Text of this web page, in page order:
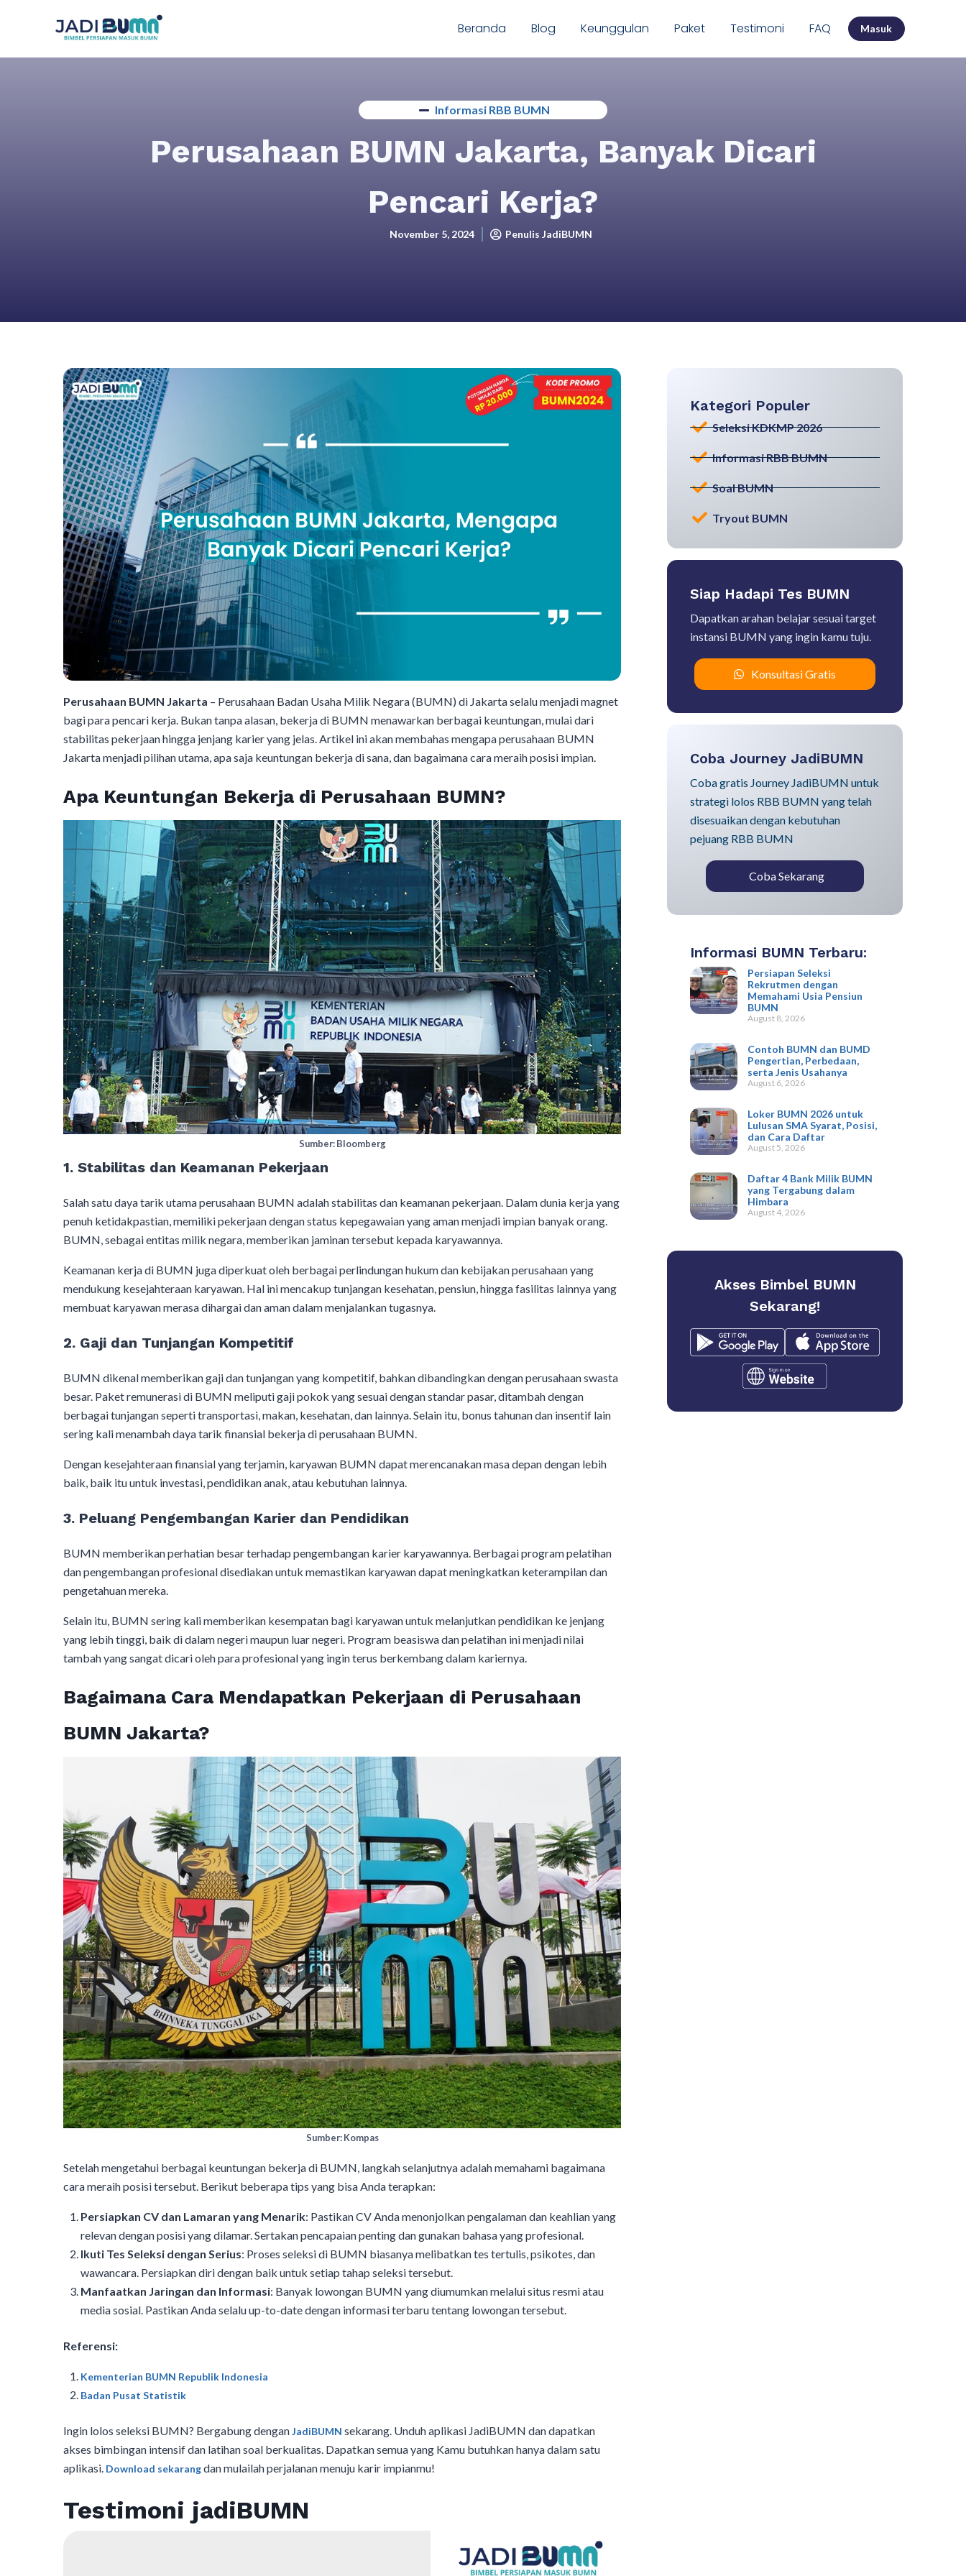
Beranda Blog Keunggulan Paket Testimoni FAQ Masuk
Informasi RBB BUMN
Perusahaan BUMN Jakarta, Banyak Dicari
Pencari Kerja?
November 5, 2024 Penulis JadiBUMN
Perusahaan BUMN Jakarta – Perusahaan Badan Usaha Milik Negara (BUMN) di Jakarta selalu menjadi magnet
bagi para pencari kerja. Bukan tanpa alasan, bekerja di BUMN menawarkan berbagai keuntungan, mulai dari
stabilitas pekerjaan hingga jenjang karier yang jelas. Artikel ini akan membahas mengapa perusahaan BUMN
Jakarta menjadi pilihan utama, apa saja keuntungan bekerja di sana, dan bagaimana cara meraih posisi impian.
Apa Keuntungan Bekerja di Perusahaan BUMN?
Sumber: Bloomberg
1. Stabilitas dan Keamanan Pekerjaan
Salah satu daya tarik utama perusahaan BUMN adalah stabilitas dan keamanan pekerjaan. Dalam dunia kerja yang
penuh ketidakpastian, memiliki pekerjaan dengan status kepegawaian yang aman menjadi impian banyak orang.
BUMN, sebagai entitas milik negara, memberikan jaminan tersebut kepada karyawannya.
Keamanan kerja di BUMN juga diperkuat oleh berbagai perlindungan hukum dan kebijakan perusahaan yang
mendukung kesejahteraan karyawan. Hal ini mencakup tunjangan kesehatan, pensiun, hingga fasilitas lainnya yang
membuat karyawan merasa dihargai dan aman dalam menjalankan tugasnya.
2. Gaji dan Tunjangan Kompetitif
BUMN dikenal memberikan gaji dan tunjangan yang kompetitif, bahkan dibandingkan dengan perusahaan swasta
besar. Paket remunerasi di BUMN meliputi gaji pokok yang sesuai dengan standar pasar, ditambah dengan
berbagai tunjangan seperti transportasi, makan, kesehatan, dan lainnya. Selain itu, bonus tahunan dan insentif lain
sering kali menambah daya tarik finansial bekerja di perusahaan BUMN.
Dengan kesejahteraan finansial yang terjamin, karyawan BUMN dapat merencanakan masa depan dengan lebih
baik, baik itu untuk investasi, pendidikan anak, atau kebutuhan lainnya.
3. Peluang Pengembangan Karier dan Pendidikan
BUMN memberikan perhatian besar terhadap pengembangan karier karyawannya. Berbagai program pelatihan
dan pengembangan profesional disediakan untuk memastikan karyawan dapat meningkatkan keterampilan dan
pengetahuan mereka.
Selain itu, BUMN sering kali memberikan kesempatan bagi karyawan untuk melanjutkan pendidikan ke jenjang
yang lebih tinggi, baik di dalam negeri maupun luar negeri. Program beasiswa dan pelatihan ini menjadi nilai
tambah yang sangat dicari oleh para profesional yang ingin terus berkembang dalam kariernya.
Bagaimana Cara Mendapatkan Pekerjaan di Perusahaan
BUMN Jakarta?
Sumber: Kompas
Setelah mengetahui berbagai keuntungan bekerja di BUMN, langkah selanjutnya adalah memahami bagaimana
cara meraih posisi tersebut. Berikut beberapa tips yang bisa Anda terapkan:
Persiapkan CV dan Lamaran yang Menarik: Pastikan CV Anda menonjolkan pengalaman dan keahlian yang
relevan dengan posisi yang dilamar. Sertakan pencapaian penting dan gunakan bahasa yang profesional.
Ikuti Tes Seleksi dengan Serius: Proses seleksi di BUMN biasanya melibatkan tes tertulis, psikotes, dan
wawancara. Persiapkan diri dengan baik untuk setiap tahap seleksi tersebut.
Manfaatkan Jaringan dan Informasi: Banyak lowongan BUMN yang diumumkan melalui situs resmi atau
media sosial. Pastikan Anda selalu up-to-date dengan informasi terbaru tentang lowongan tersebut.
Referensi:
Kementerian BUMN Republik Indonesia
Badan Pusat Statistik
Ingin lolos seleksi BUMN? Bergabung denganJadiBUMN sekarang. Unduh aplikasi JadiBUMN dan dapatkan
akses bimbingan intensif dan latihan soal berkualitas. Dapatkan semua yang Kamu butuhkan hanya dalam satu
aplikasi. Download sekarangdan mulailah perjalanan menuju karir impianmu!
Testimoni jadiBUMN
Kategori Populer
Seleksi KDKMP 2026
Informasi RBB BUMN
Soal BUMN
Tryout BUMN
Siap Hadapi Tes BUMN
Dapatkan arahan belajar sesuai target
instansi BUMN yang ingin kamu tuju.
Konsultasi Gratis
Coba Journey JadiBUMN
Coba gratis Journey JadiBUMN untuk
strategi lolos RBB BUMN yang telah
disesuaikan dengan kebutuhan
pejuang RBB BUMN
Coba Sekarang
Informasi BUMN Terbaru:
Persiapan Seleksi
Rekrutmen dengan
Memahami Usia Pensiun
BUMN
August 8, 2026
Contoh BUMN dan BUMD
Pengertian, Perbedaan,
serta Jenis Usahanya
August 6, 2026
Loker BUMN 2026 untuk
Lulusan SMA Syarat, Posisi,
dan Cara Daftar
August 5, 2026
Daftar 4 Bank Milik BUMN
yang Tergabung dalam
Himbara
August 4, 2026
Akses Bimbel BUMN
Sekarang!